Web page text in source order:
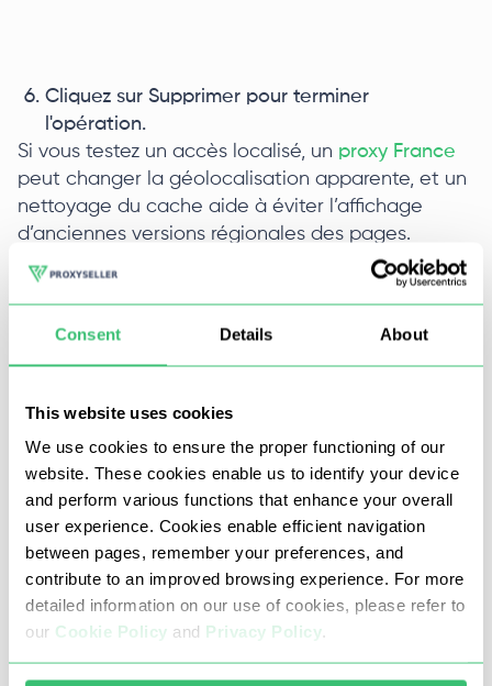
Consent Details About
This website uses cookies
We use cookies to ensure the proper functioning of our
website. These cookies enable us to identify your device
and perform various functions that enhance your overall
user experience. Cookies enable efficient navigation
between pages, remember your preferences, and
contribute to an improved browsing experience. For more
detailed information on our use of cookies, please refer to
our Cookie Policy and Privacy Policy.
Cliquez sur Supprimer pour terminer
l'opération.
Si vous testez un accès localisé, un proxy France
peut changer la géolocalisation apparente, et un
nettoyage du cache aide à éviter l’affichage
d’anciennes versions régionales des pages.
Comment effacer les cookies dans Opera
Étapes nécessaires pour effacer le cache et les
cookies dans Opera:
Appuyez sur la combinaison de touches Alt + P
dans le navigateur ou allez dans le menu
Opera, puis dans Paramètres.
Allez dans Sécurité de la vie privée.
Cliquez sur Effacer l'historique de navigation.